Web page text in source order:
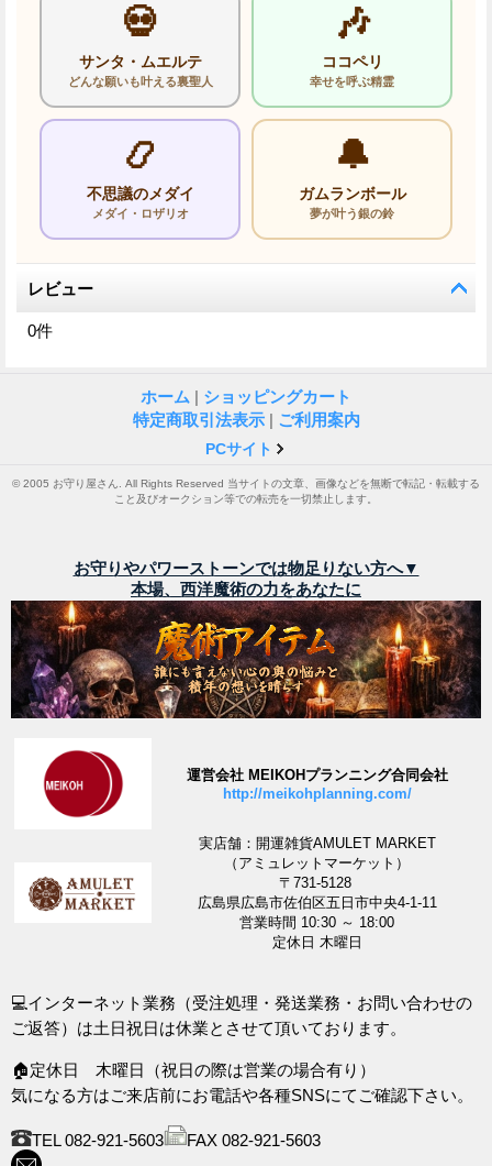
💀
サンタ・ムエルテ
どんな願いも叶える裏聖人
🎶
ココペリ
幸せを呼ぶ精霊
📿
不思議のメダイ
メダイ・ロザリオ
🔔
ガムランボール
夢が叶う銀の鈴
レビュー
0件
ホーム | ショッピングカート
特定商取引法表示 | ご利用案内
PCサイト
© 2005 お守り屋さん. All Rights Reserved 当サイトの文章、画像などを無断で転記・転載する
こと及びオークション等での転売を一切禁止します。
お守りやパワーストーンでは物足りない方へ▼
本場、西洋魔術の力をあなたに
運営会社 MEIKOHプランニング合同会社
http://meikohplanning.com/
実店舗：開運雑貨AMULET MARKET
（アミュレットマーケット）
〒731-5128
広島県広島市佐伯区五日市中央4-1-11
営業時間 10:30 ～ 18:00
定休日 木曜日
💻インターネット業務（受注処理・発送業務・お問い合わせの
ご返答）は土日祝日は休業とさせて頂いております。
🏠定休日 木曜日（祝日の際は営業の場合有り）
気になる方はご来店前にお電話や各種SNSにてご確認下さい。
TEL 082-921-5603
FAX 082-921-5603